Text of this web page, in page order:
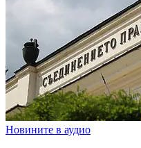
Новините в аудио